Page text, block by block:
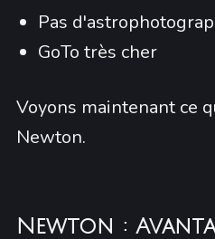
Pas
GoTo très cher
Voyons maintenant ce
Newton.
Newton :